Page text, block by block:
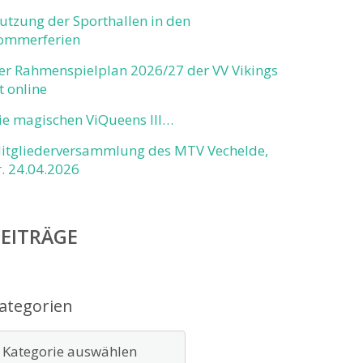
der Sporthallen in den
Rahmenspielplan 2026/27 der VV Vikings
online
magischen ViQueens III…
des MTV Vechelde,
24.04.2026